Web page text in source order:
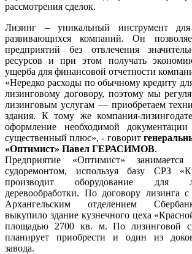
рассмотрения сделок.
Лизинг – уникальный инструмент для
развивающихся компаний. Он
предприятий без отвлечения
ресурсов и при этом получать
ущерба для финансовой отчетности
«Нередко расходы по обычному кредиту
лизинговому договору, поэтому мы
лизинговым услугам — приобретаем
здания. К тому же компания-
оформление необходимой
существенный плюс», - говорит
«Оптимист» Павел ГЕРАСИМОВ.
Предприятие «Оптимист»
судоремонтом, используя базу СРЗ
производит оборудование для
деревообработки. По договору
Архангельским отделением
выкупило здание кузнечного цеха
площадью 2700 кв. м. По лизинговой
планирует приобрести и один из
завода.